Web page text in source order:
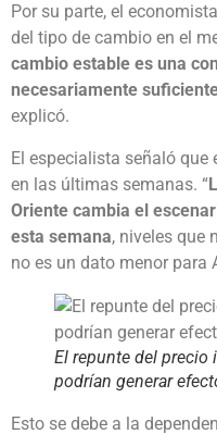
Por su parte, el economista
del tipo de cambio en el
cambio estable es una
necesariamente
explicó.
El especialista señaló
en las últimas semanas. “
Oriente cambia el
esta semana, niveles que
no es un dato menor para
El repunte del precio
podrían generar
Esto se debe a la